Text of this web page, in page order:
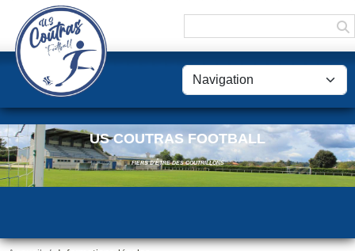
US COUTRAS FOOTBALL
FIERS D'ÊTRE DES COUTRILLONS
Panneau de gestion des cookies